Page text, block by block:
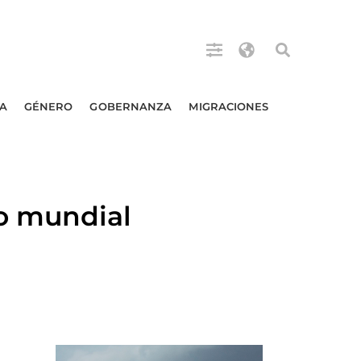
GÉNERO GOBERNANZA MIGRACIONES
mundial